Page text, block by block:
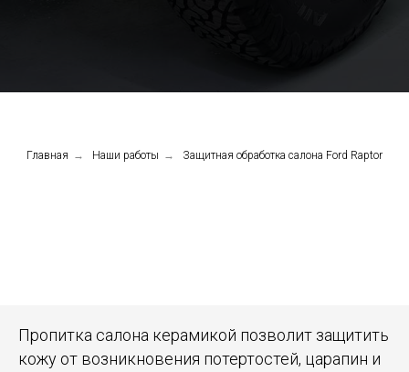
Главная → Наши работы → Защитная обработка салона Ford Raptor
Пропитка салона керамикой позволит защитить
кожу от возникновения потертостей, царапин и